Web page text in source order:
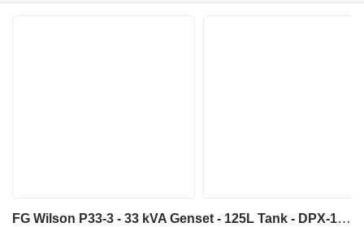
FG Wilson P33-3 - 33 kVA Genset - 125L Tank - DPX-16003-66